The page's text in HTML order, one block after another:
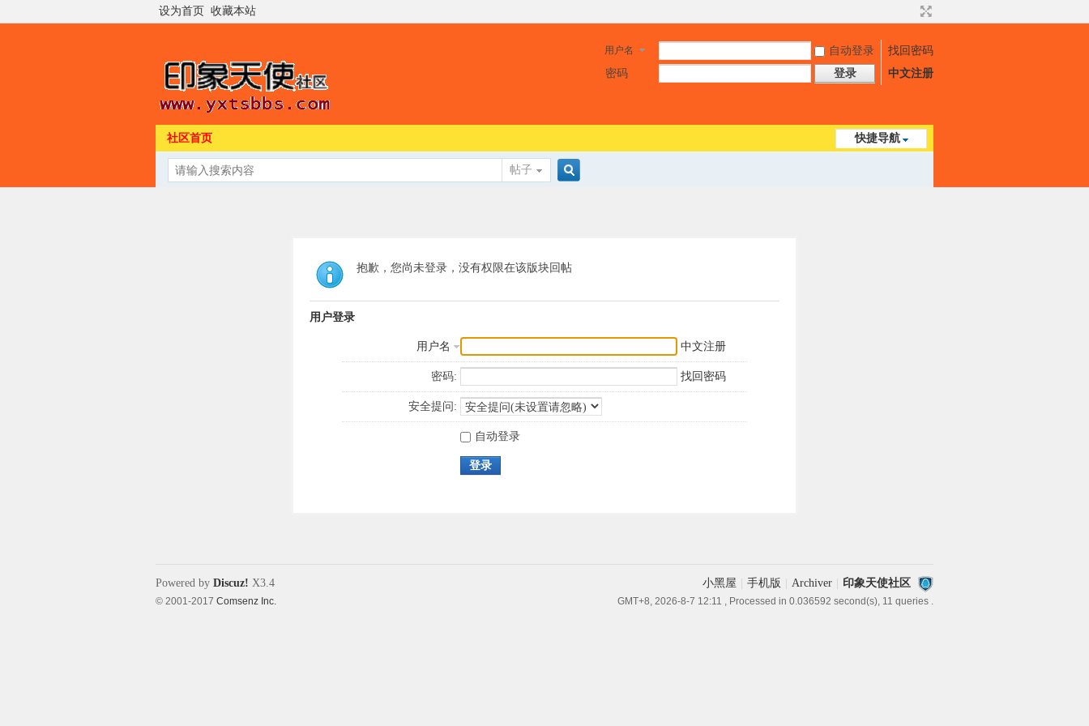
设为首页 收藏本站
用户名 自动登录
找回密码
密码
登录 中文注册
快捷导航
社区首页
帖子
索
抱歉，您尚未登录，没有权限在该版块回帖
用户登录
用户名 中文注册
密码: 找回密码
安全提问:
自动登录
登录
小黑屋 手机版 Archiver 印象天使社区
GMT+8, 2026-8-7 12:11 , Processed in 0.036592 second(s), 11 queries .
Powered by Discuz! X3.4
© 2001-2017 Comsenz Inc.